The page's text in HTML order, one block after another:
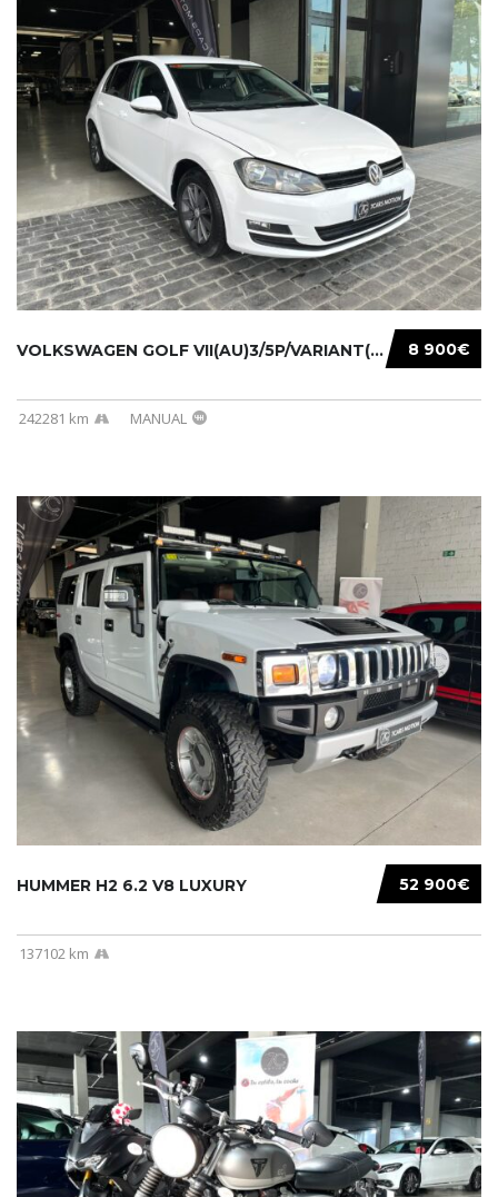
8 900€
VOLKSWAGEN GOLF VII(AU)3/5P/VARIANT(12-16 20...
242281 km MANUAL
52 900€
HUMMER H2 6.2 V8 LUXURY
137102 km